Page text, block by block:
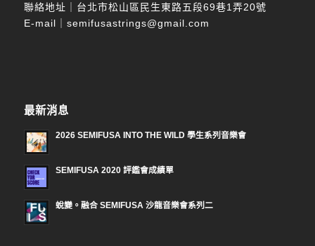
聯絡地址｜台北市松山區民生東路五段69巷1弄20號
E-mail｜ semifusastrings@gmail.com
最新消息
2026 SEMIFUSA INTO THE WILD 學生系列音樂會
SEMIFUSA 2020 評鑑會成績單
蛻變。融合 SEMIFUSA 沙龍音樂會系列二